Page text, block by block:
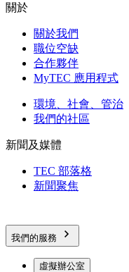
關於
關於我們
職位空缺
合作夥伴
MyTEC 應用程式
環境、社會、管治
我們的社區
新聞及媒體
TEC 部落格
新聞聚焦
我們的服務
虛擬辦公室